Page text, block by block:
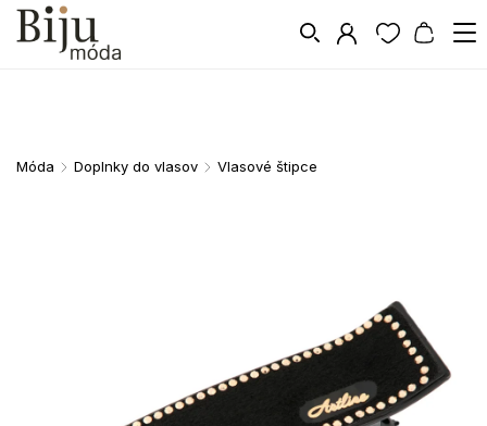
Móda / Doplnky do vlasov / Vlasové štipce